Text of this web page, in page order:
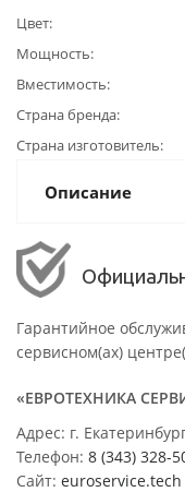
Цвет
Мощность
Вместимость
Страна бренда
Страна изготовитель
Описание
Гарантийное
сервисном(ах)
«ЕВРОТЕХНИКА
Адрес: г.
Телефон: 8 (343) 328-
Сайт: euroservice.tech